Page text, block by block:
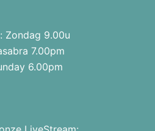
Zondag 9.00u
7.00pm
6.00pm